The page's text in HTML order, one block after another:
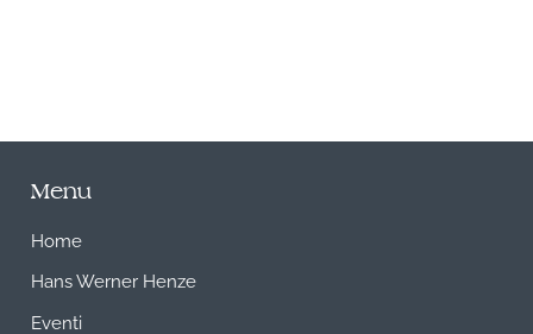
Menu
Home
Hans Werner Henze
Eventi